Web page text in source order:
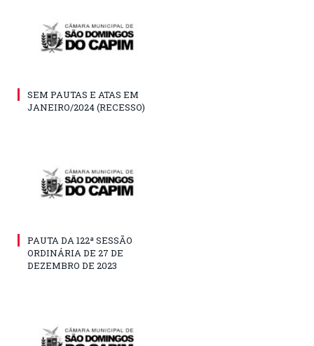
SEM PAUTAS E ATAS EM
JANEIRO/2024 (RECESSO)
PAUTA DA 122ª SESSÃO
ORDINÁRIA DE 27 DE
DEZEMBRO DE 2023